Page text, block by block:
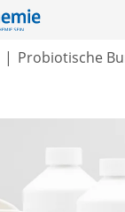
Probiotische